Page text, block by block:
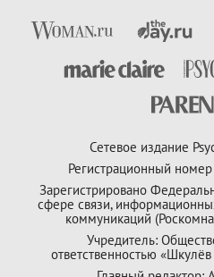
Сетевое издание
Регистрационный
Зарегистрировано
сфере связи,
коммуникаций
Учредитель:
ответственностью